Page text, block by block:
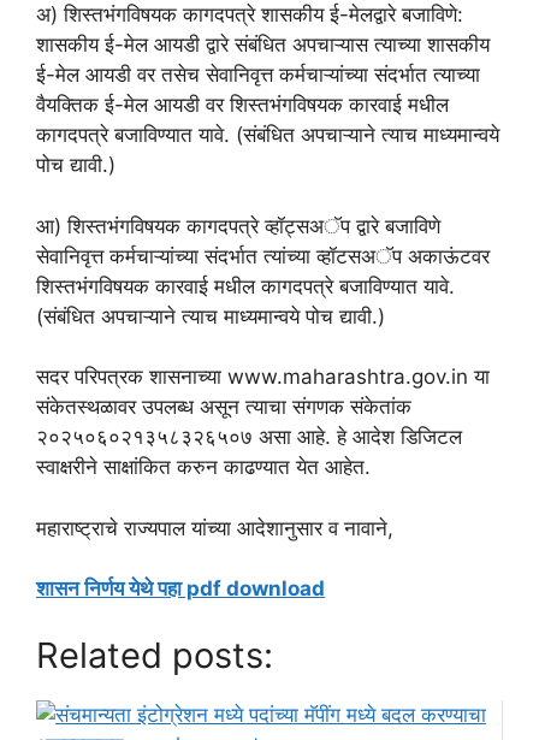
अ) शिस्तभंगविषयक कागदपत्रे शासकीय ई-मेलद्वारे बजाविणे:
शासकीय ई-मेल आयडी द्वारे संबंधित अपचाऱ्यास त्याच्या शासकीय
ई-मेल आयडी वर तसेच सेवानिवृत्त कर्मचाऱ्यांच्या संदर्भात त्याच्या
वैयक्तिक ई-मेल आयडी वर शिस्तभंगविषयक कारवाई मधील
कागदपत्रे बजाविण्यात यावे. (संबंधित अपचाऱ्याने त्याच माध्यमान्वये
पोच द्यावी.)
आ) शिस्तभंगविषयक कागदपत्रे व्हॉट्सअॅप द्वारे बजाविणे
सेवानिवृत्त कर्मचाऱ्यांच्या संदर्भात त्यांच्या व्हॉटसअॅप अकाऊंटवर
शिस्तभंगविषयक कारवाई मधील कागदपत्रे बजाविण्यात यावे.
(संबंधित अपचाऱ्याने त्याच माध्यमान्वये पोच द्यावी.)
सदर परिपत्रक शासनाच्या www.maharashtra.gov.in या
संकेतस्थळावर उपलब्ध असून त्याचा संगणक संकेतांक
२०२५०६०२१३५८३२६५०७ असा आहे. हे आदेश डिजिटल
स्वाक्षरीने साक्षांकित करुन काढण्यात येत आहेत.
महाराष्ट्राचे राज्यपाल यांच्या आदेशानुसार व नावाने,
शासन निर्णय येथे पहा pdf download
Related posts: